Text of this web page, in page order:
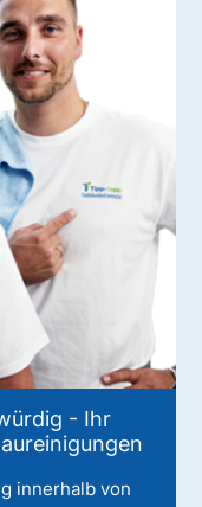
- Ihr
innerhalb von